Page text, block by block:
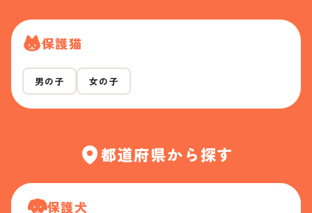
保護猫
男の子 女の子
都道府県から探す
保護犬